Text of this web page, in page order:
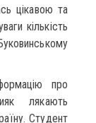
цікавою та
кількість
про
лякають
Студент